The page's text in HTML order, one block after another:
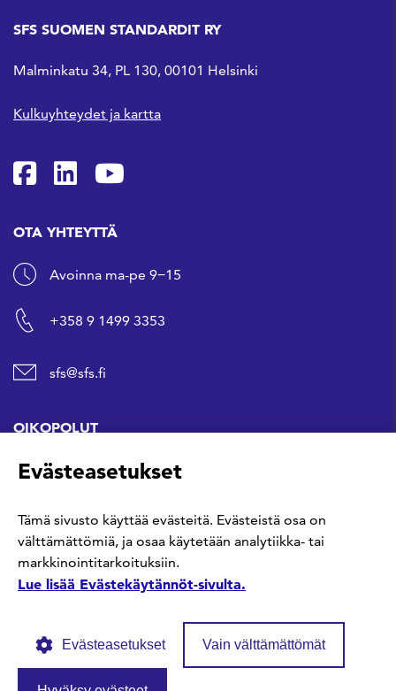
SFS SUOMEN STANDARDIT RY
Malminkatu 34, PL 130, 00101 Helsinki
Kulkuyhteydet ja kartta
SFS Facebookissa
SFS Linkedinissä
SFS Youtubessa
OTA YHTEYTTÄ
Avoinna ma-pe 9−15
+358 9 1499 3353
sfs@sfs.fi
OIKOPOLUT
Hanki standardi
Kommentoi tekeillä olevia standardeja
Evästeasetukset
Tämä sivusto käyttää evästeitä. Evästeistä osa on
välttämättömiä, ja osaa käytetään analytiikka- tai
markkinointitarkoituksiin.
Lue lisää Evästekäytännöt-sivulta.
Evästeasetukset Vain välttämättömät